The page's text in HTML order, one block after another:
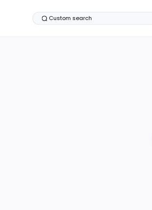
Custom search